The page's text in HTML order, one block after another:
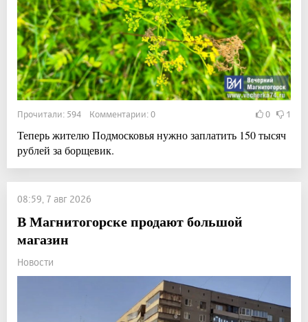
Прочитали: 594 Комментарии: 0 0 1
Теперь жителю Подмосковья нужно заплатить 150 тысяч
рублей за борщевик.
08:59, 7 авг 2026
В Магнитогорске продают большой
магазин
Новости